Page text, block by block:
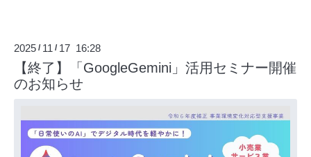
2025 / 11 / 17 16:28
【終了】「GoogleGemini」活用セミナー開催
のお知らせ